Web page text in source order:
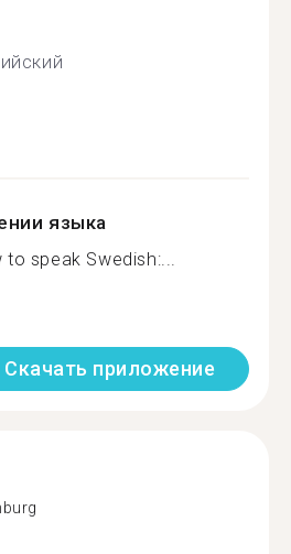
языка
speak Swedish:...
Скачать приложение